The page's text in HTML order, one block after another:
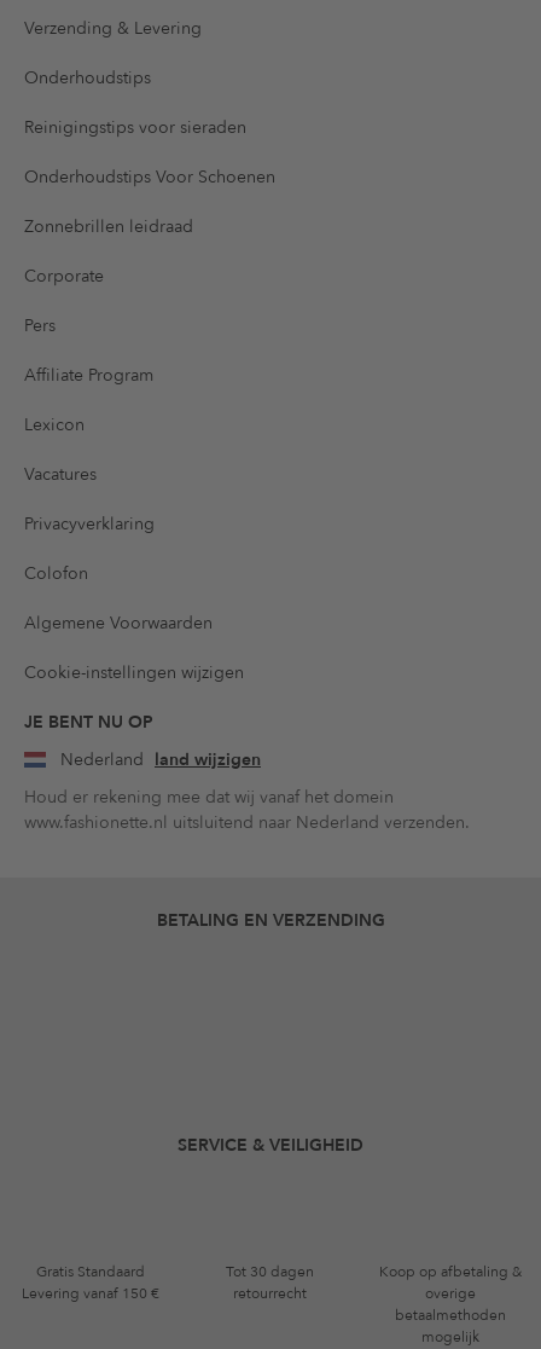
Verzending & Levering
Onderhoudstips
Reinigingstips voor sieraden
Onderhoudstips Voor Schoenen
Zonnebrillen leidraad
Corporate
Pers
Affiliate Program
Lexicon
Vacatures
Privacyverklaring
Colofon
Algemene Voorwaarden
Cookie-instellingen wijzigen
JE BENT NU OP
Nederland land wijzigen
Houd er rekening mee dat wij vanaf het domein
www.fashionette.nl uitsluitend naar Nederland verzenden.
BETALING EN VERZENDING
SERVICE & VEILIGHEID
Gratis Standaard
Levering vanaf 150 €
Tot 30 dagen
retourrecht
Koop op afbetaling &
overige
betaalmethoden
mogelijk